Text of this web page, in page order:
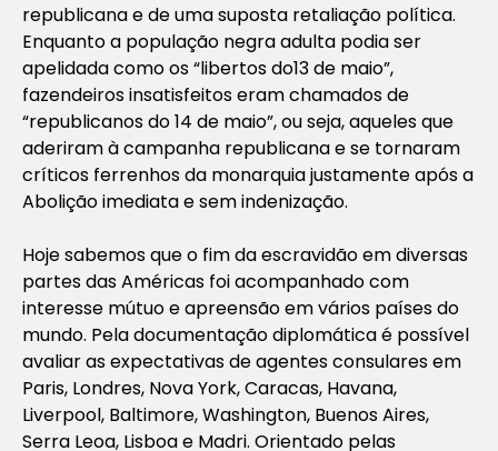
republicana e de uma suposta retaliação política.
Enquanto a população negra adulta podia ser
apelidada como os “libertos do13 de maio”,
fazendeiros insatisfeitos eram chamados de
“republicanos do 14 de maio”, ou seja, aqueles que
aderiram à campanha republicana e se tornaram
críticos ferrenhos da monarquia justamente após a
Abolição imediata e sem indenização.
Hoje sabemos que o fim da escravidão em diversas
partes das Américas foi acompanhado com
interesse mútuo e apreensão em vários países do
mundo. Pela documentação diplomática é possível
avaliar as expectativas de agentes consulares em
Paris, Londres, Nova York, Caracas, Havana,
Liverpool, Baltimore, Washington, Buenos Aires,
Serra Leoa, Lisboa e Madri. Orientado pelas